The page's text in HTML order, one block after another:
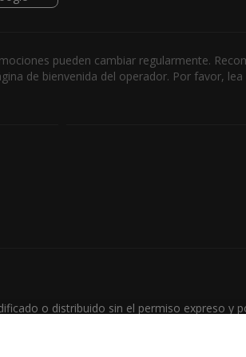
pueden cambiar regularmente.
de bienvenida del operador. Por favor,
o distribuido sin el permiso expreso y